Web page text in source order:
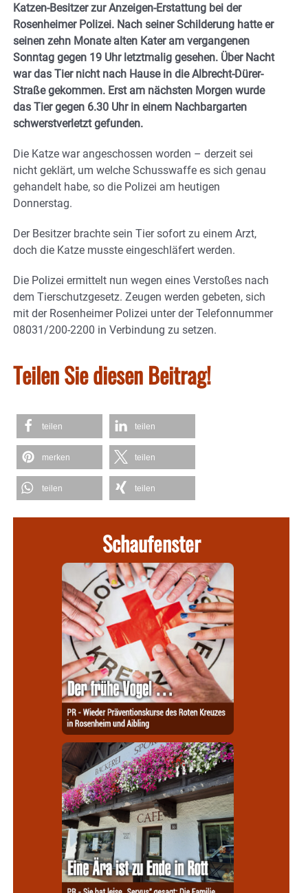
Katzen-Besitzer zur Anzeigen-Erstattung bei der
Rosenheimer Polizei. Nach seiner Schilderung hatte er
seinen zehn Monate alten Kater am vergangenen
Sonntag gegen 19 Uhr letztmalig gesehen. Über Nacht
war das Tier nicht nach Hause in die Albrecht-Dürer-
Straße gekommen. Erst am nächsten Morgen wurde
das Tier gegen 6.30 Uhr in einem Nachbargarten
schwerstverletzt gefunden.
Die Katze war angeschossen worden – derzeit sei
nicht geklärt, um welche Schusswaffe es sich genau
gehandelt habe, so die Polizei am heutigen
Donnerstag.
Der Besitzer brachte sein Tier sofort zu einem Arzt,
doch die Katze musste eingeschläfert werden.
Die Polizei ermittelt nun wegen eines Verstoßes nach
dem Tierschutzgesetz. Zeugen werden gebeten, sich
mit der Rosenheimer Polizei unter der Telefonnummer
08031/200-2200 in Verbindung zu setzen.
Teilen Sie diesen Beitrag!
teilen teilen
merken teilen
teilen teilen
Schaufenster